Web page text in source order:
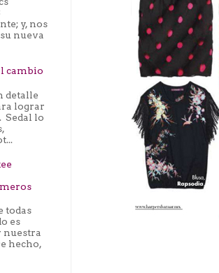
y, nos
nueva
cambio
detalle
lograr
Sedal lo
todas
es
nuestra
hecho,